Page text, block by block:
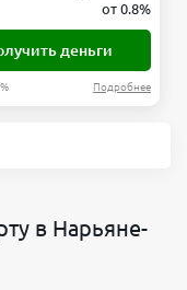
от 0.8%
деньги
Подробнее
в Нарьяне-